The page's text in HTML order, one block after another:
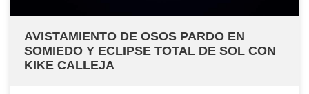
AVISTAMIENTO DE OSOS PARDO EN
SOMIEDO Y ECLIPSE TOTAL DE SOL CON
KIKE CALLEJA